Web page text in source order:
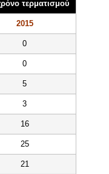
τερματισμού
2015
0
0
5
3
16
25
21